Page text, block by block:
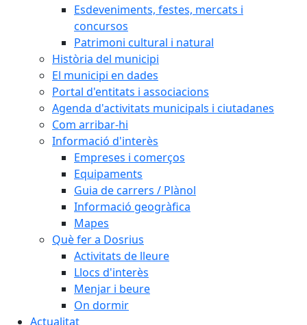
Esdeveniments, festes, mercats i
concursos
Patrimoni cultural i natural
Història del municipi
El municipi en dades
Portal d'entitats i associacions
Agenda d'activitats municipals i ciutadanes
Com arribar-hi
Informació d'interès
Empreses i comerços
Equipaments
Guia de carrers / Plànol
Informació geogràfica
Mapes
Què fer a Dosrius
Activitats de lleure
Llocs d'interès
Menjar i beure
On dormir
Actualitat